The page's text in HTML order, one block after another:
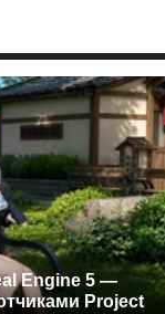
Engine 5 —
Project